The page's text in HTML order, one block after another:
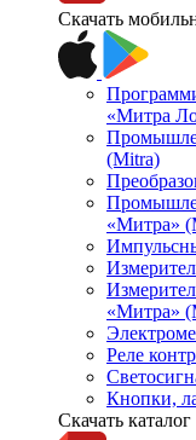
Скачать
«Митра
(Mitra)
«Митра»
«Митра»
Реле
Кнопки,
Скачать каталог